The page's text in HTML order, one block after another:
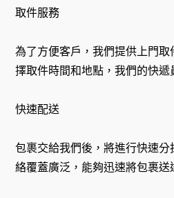
取件服務
為了方便客戶，我們提供上門
擇取件時間和地點，我們的快遞
快速配送
包裹交給我們後，將進行快速
絡覆蓋廣泛，能夠迅速將包裹送